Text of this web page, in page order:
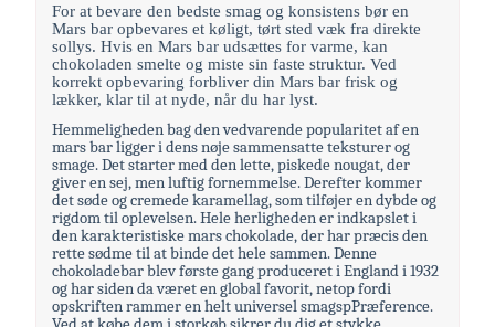
For at bevare den bedste smag og konsistens bør en
Mars bar opbevares et køligt, tørt sted væk fra direkte
sollys. Hvis en Mars bar udsættes for varme, kan
chokoladen smelte og miste sin faste struktur. Ved
korrekt opbevaring forbliver din Mars bar frisk og
lækker, klar til at nyde, når du har lyst.
Hemmeligheden bag den vedvarende popularitet af en
mars bar ligger i dens nøje sammensatte teksturer og
smage. Det starter med den lette, piskede nougat, der
giver en sej, men luftig fornemmelse. Derefter kommer
det søde og cremede karamellag, som tilføjer en dybde og
rigdom til oplevelsen. Hele herligheden er indkapslet i
den karakteristiske mars chokolade, der har præcis den
rette sødme til at binde det hele sammen. Denne
chokoladebar blev første gang produceret i England i 1932
og har siden da været en global favorit, netop fordi
opskriften rammer en helt universel smagspPræference.